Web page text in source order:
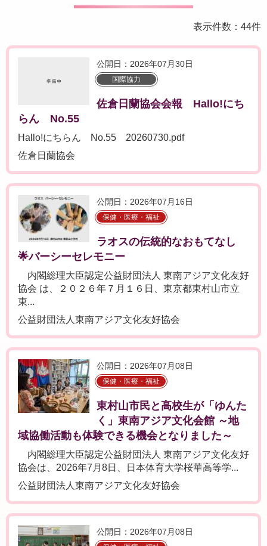
表示件数：44件
公開日：2026年07月30日
国際協力
佐倉日蘭協会会報 Hallo!にち
らん No.55
Hallo!にちらん No.55 20260730.pdf
佐倉日蘭協会
公開日：2026年07月16日
保健・医療・福祉
ラオスの伝統的なおもてなし
🌟バーシーセレモニー
内閣総理大臣認定公益財団法人 東南アジア文化友好
協会 は、２０２６年７月１６日、東京都東村山市立
東...
公益財団法人東南アジア文化友好協会
公開日：2026年07月08日
保健・医療・福祉
東村山市民と高校生が「ゆんた
く」東南アジア文化会館 ～地
域協働活動も体験できる機会となりました～
内閣総理大臣認定公益財団法人 東南アジア文化友好
協会は、2026年7月8日、日本体育大学桜華高等学...
公益財団法人東南アジア文化友好協会
公開日：2026年07月08日